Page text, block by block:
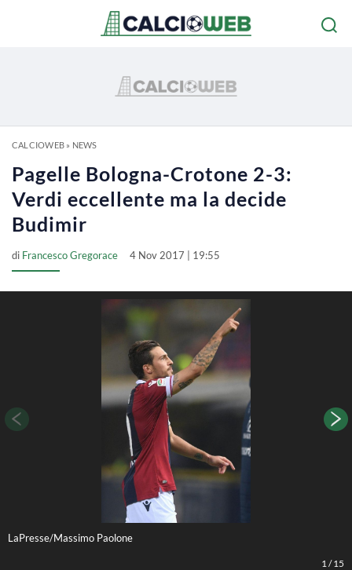
CALCIOWEB» NEWS
Pagelle Bologna-Crotone 2-3:
Verdi eccellente ma la decide
Budimir
di Francesco Gregorace 4 Nov 2017 | 19:55
LaPresse/Massimo Paolone
1 /15